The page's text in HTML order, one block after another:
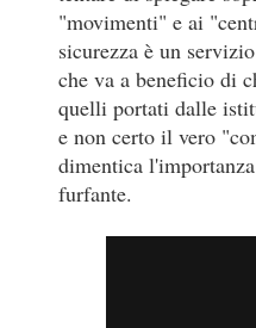
"movimenti" e ai
sicurezza è un
che va a beneficio di
quelli portati dalle
e non certo il vero
dimentica
furfante.